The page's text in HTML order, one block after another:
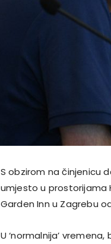
S obzirom na činjenicu
umjesto u prostorijama
Garden Inn u Zagrebu
U ‘normalnija’